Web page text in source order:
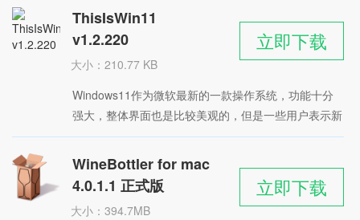
持按路径、缓存大小和最后访问日期排序
ThisIsWin11
v1.2.220
大小：210.77 KB
星级：
立即下载
Windows11作为微软最新的一款操作系统，功能十分
强大，整体界面也是比较美观的，但是一些用户表示新
的系统样式操作起来不太习惯，今天小编为大家分享的
ThisIsWin11 软件能够帮助用户对Windows11的界面进
行自定义设置，从而将系统变为更舒适的风格，支持多
项魔改操作。
WineBottler for mac
4.0.1.1 正式版
大小：394.7MB
立即下载